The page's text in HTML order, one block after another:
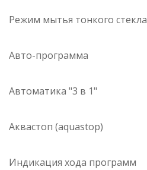
Режим мытья тонкого стекла
Авто-программа
Автоматика "3 в 1"
Аквастоп (aquastop)
Индикация хода программ